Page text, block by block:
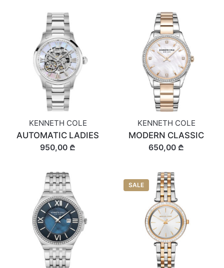
KENNETH COLE
AUTOMATIC LADIES
950,00 ₾
KENNETH COLE
MODERN CLASSIC
650,00 ₾
SALE